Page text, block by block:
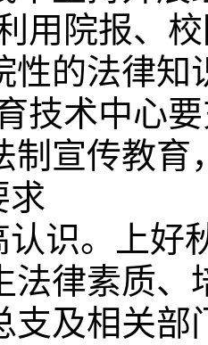
用院报、
性的法律知
技术中心
制宣传教
求
认识。上
法律素质
支及相关